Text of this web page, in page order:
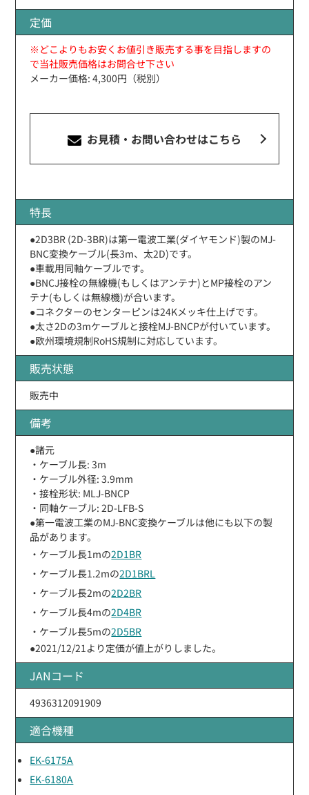
定価
※どこよりもお安くお値引き販売する事を目指しますの
で当社販売価格はお問合せ下さい
メーカー価格: 4,300円（税別）
お見積・お問い合わせはこちら
特長
●2D3BR (2D-3BR)は第一電波工業(ダイヤモンド)製のMJ-
BNC変換ケーブル(長3m、太2D)です。
●車載用同軸ケーブルです。
●BNCJ接栓の無線機(もしくはアンテナ)とMP接栓のアン
テナ(もしくは無線機)が合います。
●コネクターのセンターピンは24Kメッキ仕上げです。
●太さ2Dの3mケーブルと接栓MJ-BNCPが付いています。
●欧州環境規制RoHS規制に対応しています。
販売状態
販売中
備考
●諸元
・ケーブル長: 3m
・ケーブル外径: 3.9mm
・接栓形状: MLJ-BNCP
・同軸ケーブル: 2D-LFB-S
●第一電波工業のMJ-BNC変換ケーブルは他にも以下の製
品があります。
・ケーブル長1mの2D1BR
・ケーブル長1.2mの2D1BRL
・ケーブル長2mの2D2BR
・ケーブル長4mの2D4BR
・ケーブル長5mの2D5BR
●2021/12/21より定価が値上がりしました。
JANコード
4936312091909
適合機種
EK-6175A
EK-6180A